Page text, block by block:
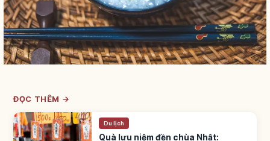
ĐỌC THÊM →
Du lịch
Quà lưu niệm đền chùa Nhật: